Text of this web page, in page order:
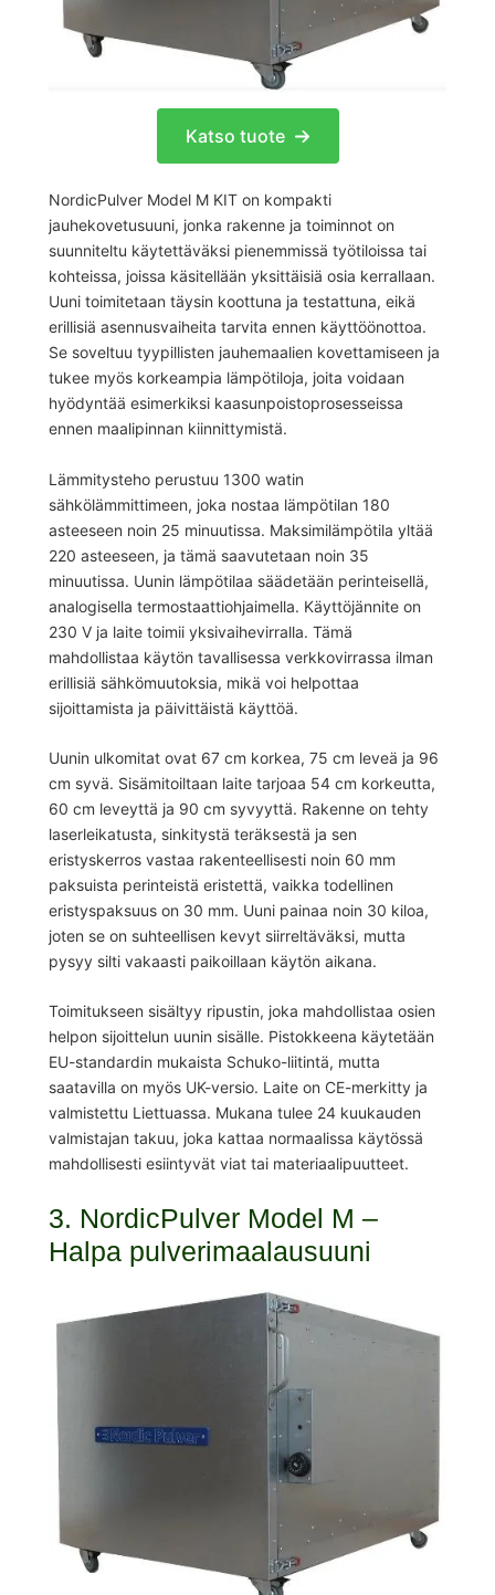
Katso tuote
NordicPulver Model M KIT on kompakti
jauhekovetusuuni, jonka rakenne ja toiminnot on
suunniteltu käytettäväksi pienemmissä työtiloissa tai
kohteissa, joissa käsitellään yksittäisiä osia kerrallaan.
Uuni toimitetaan täysin koottuna ja testattuna, eikä
erillisiä asennusvaiheita tarvita ennen käyttöönottoa.
Se soveltuu tyypillisten jauhemaalien kovettamiseen ja
tukee myös korkeampia lämpötiloja, joita voidaan
hyödyntää esimerkiksi kaasunpoistoprosesseissa
ennen maalipinnan kiinnittymistä.
Lämmitysteho perustuu 1300 watin
sähkölämmittimeen, joka nostaa lämpötilan 180
asteeseen noin 25 minuutissa. Maksimilämpötila yltää
220 asteeseen, ja tämä saavutetaan noin 35
minuutissa. Uunin lämpötilaa säädetään perinteisellä,
analogisella termostaattiohjaimella. Käyttöjännite on
230 V ja laite toimii yksivaihevirralla. Tämä
mahdollistaa käytön tavallisessa verkkovirrassa ilman
erillisiä sähkömuutoksia, mikä voi helpottaa
sijoittamista ja päivittäistä käyttöä.
Uunin ulkomitat ovat 67 cm korkea, 75 cm leveä ja 96
cm syvä. Sisämitoiltaan laite tarjoaa 54 cm korkeutta,
60 cm leveyttä ja 90 cm syvyyttä. Rakenne on tehty
laserleikatusta, sinkitystä teräksestä ja sen
eristyskerros vastaa rakenteellisesti noin 60 mm
paksuista perinteistä eristettä, vaikka todellinen
eristyspaksuus on 30 mm. Uuni painaa noin 30 kiloa,
joten se on suhteellisen kevyt siirreltäväksi, mutta
pysyy silti vakaasti paikoillaan käytön aikana.
Toimitukseen sisältyy ripustin, joka mahdollistaa osien
helpon sijoittelun uunin sisälle. Pistokkeena käytetään
EU-standardin mukaista Schuko-liitintä, mutta
saatavilla on myös UK-versio. Laite on CE-merkitty ja
valmistettu Liettuassa. Mukana tulee 24 kuukauden
valmistajan takuu, joka kattaa normaalissa käytössä
mahdollisesti esiintyvät viat tai materiaalipuutteet.
3. NordicPulver Model M –
Halpa pulverimaalausuuni